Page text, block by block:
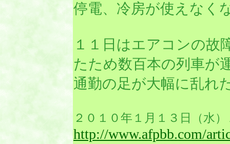
停電、冷房が使えなく
１１日はエアコンの故
たため数百本の列車が
通勤の足が大幅に乱れ
２０１０年１月１３日（水
http://www.afpbb.com/